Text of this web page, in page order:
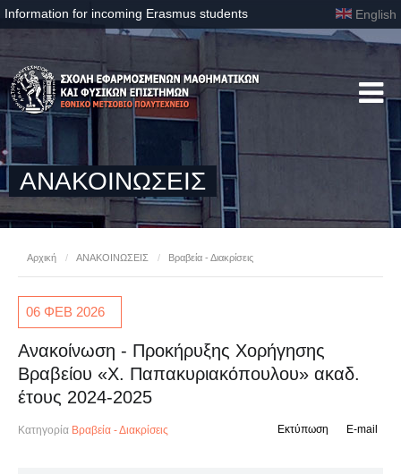
Information for incoming Erasmus students English
ΑΝΑΚΟΙΝΩΣΕΙΣ
Αρχική / ΑΝΑΚΟΙΝΩΣΕΙΣ / Βραβεία - Διακρίσεις
06 ΦΕΒ 2026
Ανακοίνωση - Προκήρυξης Χορήγησης
Βραβείου «Χ. Παπακυριακόπουλου» ακαδ.
έτους 2024-2025
Κατηγορία Βραβεία - Διακρίσεις E-mail
Εκτύπωση